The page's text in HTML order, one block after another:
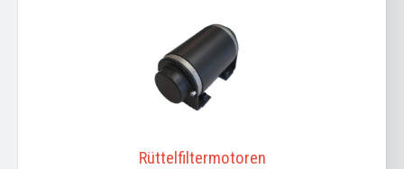
Rüttelfiltermotoren